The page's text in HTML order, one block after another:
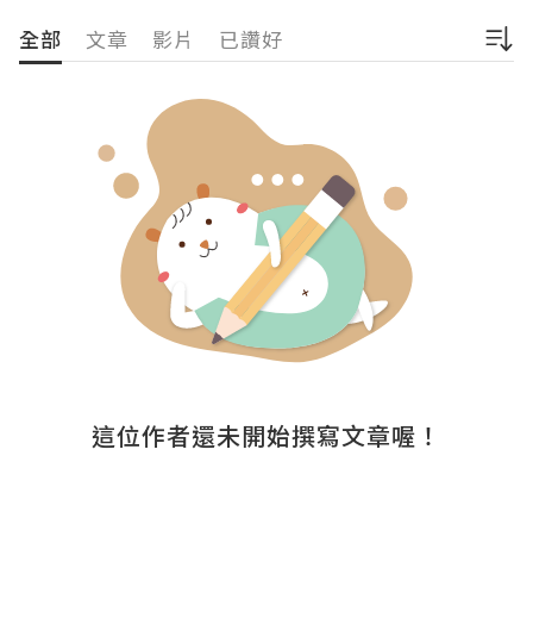
全部 文章 影片 已讚好
這位作者還未開始撰寫文章喔！